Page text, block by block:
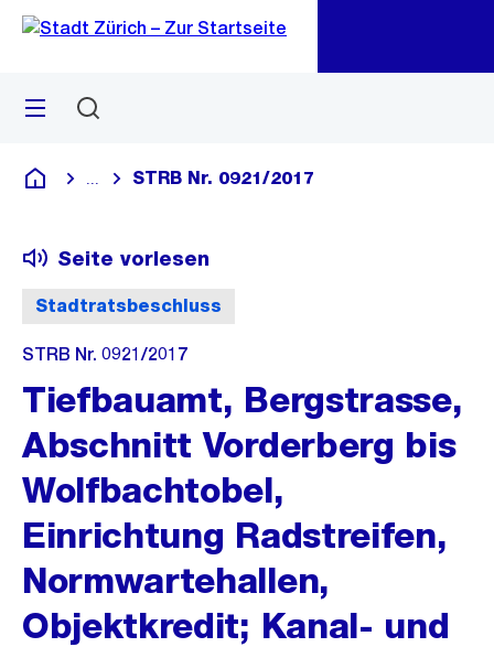
Navigation
Sprunglink
Menü
Deutsch
Blende alle Breadcrumbs ein
STRB Nr. 0921/2017
Stadtratsbeschluss
Seite vorlesen
STRB Nr. 0921/2017
Tiefbauamt, Bergstrasse,
Abschnitt Vorderberg bis
Wolfbachtobel,
Einrichtung Radstreifen,
Normwartehallen,
Objektkredit; Kanal- und